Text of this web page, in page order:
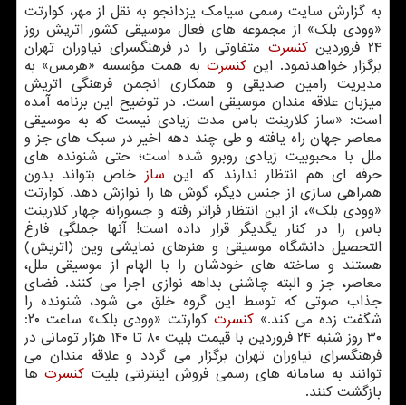
به گزارش سایت رسمی سیامك یزدانجو به نقل از مهر، كوارتت
«وودی بلك» از مجموعه های فعال موسیقی كشور اتریش روز
۲۴ فروردین
كنسرت متفاوتی را در فرهنگسرای نیاوران تهران
برگزار خواهدنمود. اینكنسرت به همت مؤسسه «هرمس» به
مدیریت رامین صدیقی و همكاری انجمن فرهنگی اتریش
میزبان علاقه مندان موسیقی است. در توضیح این برنامه آمده
است: «ساز كلارینت باس مدت زیادی نیست كه به موسیقی
معاصر جهان راه یافته و طی چند دهه اخیر در سبك های جز و
ملل با محبوبیت زیادی روبرو شده است؛ حتی شنونده های
حرفه ای هم انتظار ندارند كه این ساز خاص بتواند بدون
همراهی سازی از جنس دیگر، گوش ها را نوازش دهد. كوارتت
«وودی بلك»، از این انتظار فراتر رفته و جسورانه چهار كلارینت
باس را در كنار یگدیگر قرار داده است! آنها جملگی فارغ
التحصیل دانشگاه موسیقی و هنرهای نمایشی وین (اتریش)
هستند و ساخته های خودشان را با الهام از موسیقی ملل،
معاصر، جز و البته چاشنی بداهه نوازی اجرا می كنند. فضای
جذاب صوتی كه توسط این گروه خلق می شود، شنونده را
شگفت زده می كند.»كنسرت
كوارتت «وودی بلك» ساعت ۲۰:
۳۰ روز شنبه ۲۴ فروردین با قیمت بلیت ۸۰ تا ۱۴۰ هزار تومانی در
فرهنگسرای نیاوران تهران برگزار می گردد و علاقه مندان می
توانند به سامانه های رسمی فروش اینترنتی بلیت كنسرتها
بازگشت كنند.